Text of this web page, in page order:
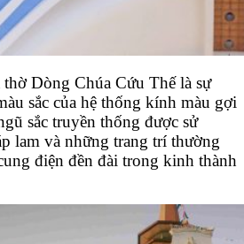
Dòng Chúa Cứu Thế là sự
sắc của hệ thống kính màu gợi
sắc truyền thống được sử
lam và những trang trí thường
điện đền đài trong kinh thành